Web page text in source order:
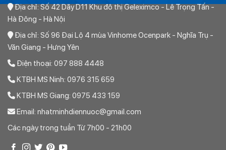
Địa chỉ: Số 42 Dãy D11 Khu đô thị Geleximco - Lê Trọng Tấn -
Hà Đông - Hà Nội
Địa chỉ: Số 96 Đại Lộ 4 mùa Vinhome Ocenpark - Nghĩa Trụ -
Văn Giang - Hưng Yên
Điện thoại: 097 888 4448
KTBH MS Ninh: 0976 315 659
KTBH MS Giang: 0975 433 159
Email: nhatminhdiennuoc@gmail.com
Các ngày trong tuần Từ 7h00 - 21h00